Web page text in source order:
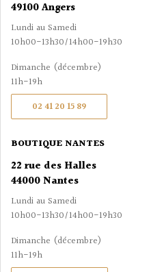
49100 Angers
Lundi au Samedi
10h00-13h30/14h00-19h30
Dimanche (décembre)
11h-19h
02 41 20 15 89
BOUTIQUE NANTES
22 rue des Halles
44000 Nantes
Lundi au Samedi
10h00-13h30/14h00-19h30
Dimanche (décembre)
11h-19h